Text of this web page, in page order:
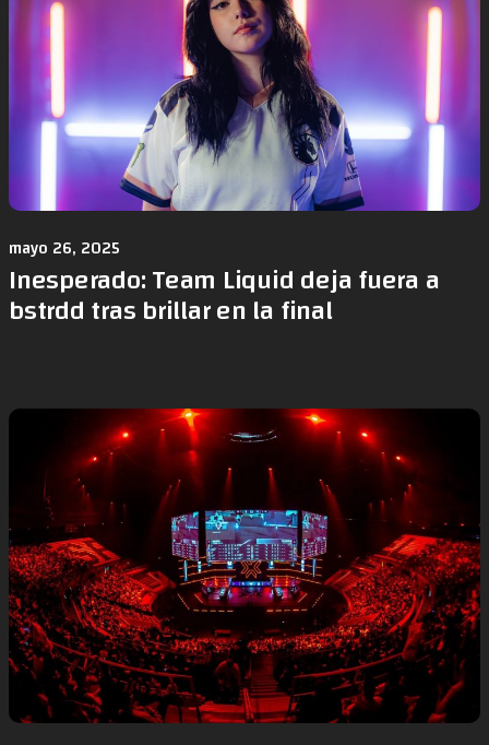
mayo 26, 2025
Inesperado: Team Liquid deja fuera a
bstrdd tras brillar en la final